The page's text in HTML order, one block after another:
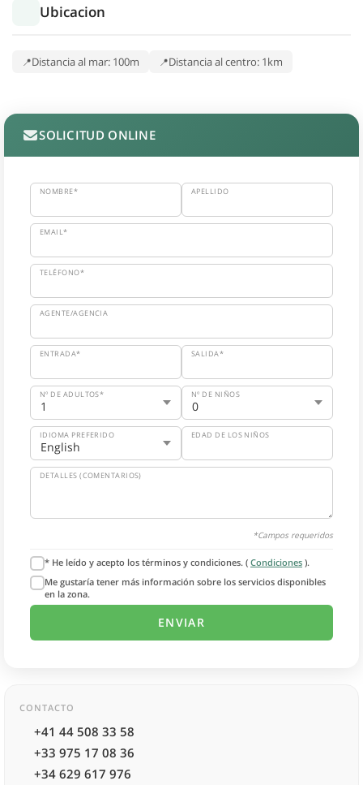
Ubicacion
Distancia al mar: 100m Distancia al centro: 1km
SOLICITUD ONLINE
NOMBRE* APELLIDO
EMAIL*
TELÉFONO*
AGENTE/AGENCIA
ENTRADA* SALIDA*
Nº DE ADULTOS* Nº DE NIÑOS
IDIOMA PREFERIDO EDAD DE LOS NIÑOS
DETALLES (COMENTARIOS)
*Campos requeridos
* He leído y acepto los términos y condiciones. ( Condiciones ).
Me gustaría tener más información sobre los servicios disponibles
en la zona.
CONTACTO
+41 44 508 33 58
+33 975 17 08 36
+34 629 617 976